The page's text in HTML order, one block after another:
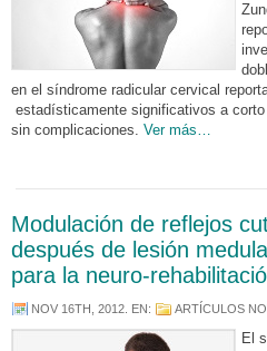
en el síndrome radicular cervical
estadísticamente significativos a
sin complicaciones. Ver más…
Modulación de reflejos
después de lesión
para la neuro-
NOV 16TH, 2012 . EN: ARTÍCULOS
El